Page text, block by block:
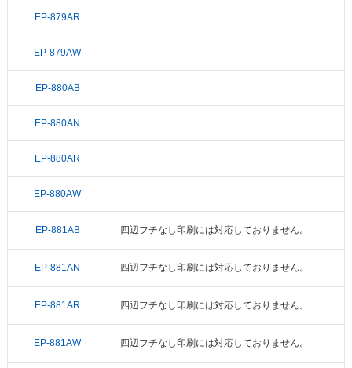
EP-879AR
EP-879AW
EP-880AB
EP-880AN
EP-880AR
EP-880AW
EP-881AB 四辺フチなし印刷には対応しておりません。
EP-881AN 四辺フチなし印刷には対応しておりません。
EP-881AR 四辺フチなし印刷には対応しておりません。
EP-881AW 四辺フチなし印刷には対応しておりません。